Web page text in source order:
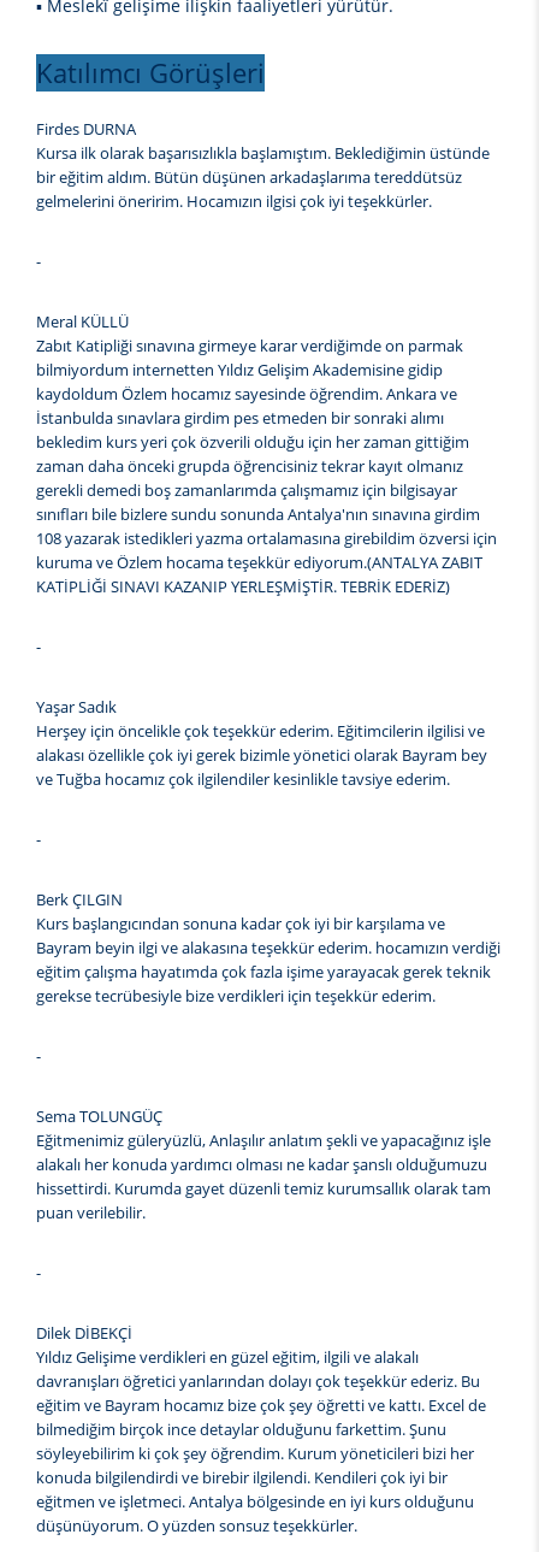
▪ Meslekî gelişime ilişkin faaliyetleri yürütür.
Katılımcı Görüşleri
Firdes DURNA
Kursa ilk olarak başarısızlıkla başlamıştım. Beklediğimin üstünde
bir eğitim aldım. Bütün düşünen arkadaşlarıma tereddütsüz
gelmelerini öneririm. Hocamızın ilgisi çok iyi teşekkürler.
-
Meral KÜLLÜ
Zabıt Katipliği sınavına girmeye karar verdiğimde on parmak
bilmiyordum internetten Yıldız Gelişim Akademisine gidip
kaydoldum Özlem hocamız sayesinde öğrendim. Ankara ve
İstanbulda sınavlara girdim pes etmeden bir sonraki alımı
bekledim kurs yeri çok özverili olduğu için her zaman gittiğim
zaman daha önceki grupda öğrencisiniz tekrar kayıt olmanız
gerekli demedi boş zamanlarımda çalışmamız için bilgisayar
sınıfları bile bizlere sundu sonunda Antalya'nın sınavına girdim
108 yazarak istedikleri yazma ortalamasına girebildim özversi için
kuruma ve Özlem hocama teşekkür ediyorum.(ANTALYA ZABIT
KATİPLİĞİ SINAVI KAZANIP YERLEŞMİŞTİR. TEBRİK EDERİZ)
-
Yaşar Sadık
Herşey için öncelikle çok teşekkür ederim. Eğitimcilerin ilgilisi ve
alakası özellikle çok iyi gerek bizimle yönetici olarak Bayram bey
ve Tuğba hocamız çok ilgilendiler kesinlikle tavsiye ederim.
-
Berk ÇILGIN
Kurs başlangıcından sonuna kadar çok iyi bir karşılama ve
Bayram beyin ilgi ve alakasına teşekkür ederim. hocamızın verdiği
eğitim çalışma hayatımda çok fazla işime yarayacak gerek teknik
gerekse tecrübesiyle bize verdikleri için teşekkür ederim.
-
Sema TOLUNGÜÇ
Eğitmenimiz güleryüzlü, Anlaşılır anlatım şekli ve yapacağınız işle
alakalı her konuda yardımcı olması ne kadar şanslı olduğumuzu
hissettirdi. Kurumda gayet düzenli temiz kurumsallık olarak tam
puan verilebilir.
-
Dilek DİBEKÇİ
Yıldız Gelişime verdikleri en güzel eğitim, ilgili ve alakalı
davranışları öğretici yanlarından dolayı çok teşekkür ederiz. Bu
eğitim ve Bayram hocamız bize çok şey öğretti ve kattı. Excel de
bilmediğim birçok ince detaylar olduğunu farkettim. Şunu
söyleyebilirim ki çok şey öğrendim. Kurum yöneticileri bizi her
konuda bilgilendirdi ve birebir ilgilendi. Kendileri çok iyi bir
eğitmen ve işletmeci. Antalya bölgesinde en iyi kurs olduğunu
düşünüyorum. O yüzden sonsuz teşekkürler.